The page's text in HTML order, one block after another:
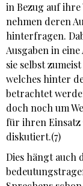
in Bezug auf
nehmen deren
hinterfragen.
Ausgaben in
sie selbst
welches hinter
betrachtet
doch noch um
für ihren
diskutiert.(7)
Dies hängt auch